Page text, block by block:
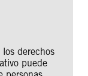
derechos
puede